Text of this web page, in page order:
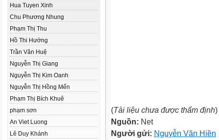
Hua Tuyen Xinh
Chu Phương Nhung
Phạm Thị Thu
Hồ Thi Hướng
Trần Văn Huệ
Nguyễn Thị Giang
Nguyễn Thị Kim Oanh
Nguyễn Thị Hồng Mến
Phạm Thị Bích Khuê
phạm sơn
An Viet Luong
Lê Duy Khánh
(Tài liệu chưa được thẩm định)
Nguồn: Net
Người gửi: Nguyễn Văn Hiền